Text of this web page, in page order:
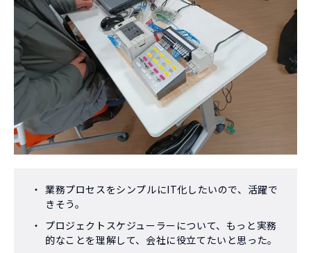
業務プロセスをシンプルにIT化したいので、活躍で
きそう。​
プロジェクトスケジューラーについて、もっと実務
的なことを理解して、会社に役立てたいと思った。​